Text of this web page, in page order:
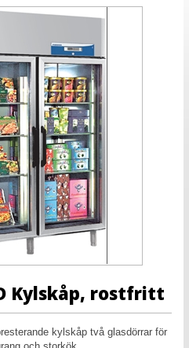
Kylskåp, rostfritt
kylskåp två glasdörrar för